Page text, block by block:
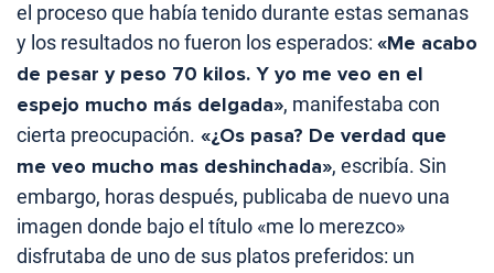
el proceso que había tenido durante estas semanas
y los resultados no fueron los esperados: «Me acabo
de pesar y peso 70 kilos. Y yo me veo en el
espejo mucho más delgada», manifestaba con
cierta preocupación. «¿Os pasa? De verdad que
me veo mucho mas deshinchada», escribía. Sin
embargo, horas después, publicaba de nuevo una
imagen donde bajo el título «me lo merezco»
disfrutaba de uno de sus platos preferidos: un